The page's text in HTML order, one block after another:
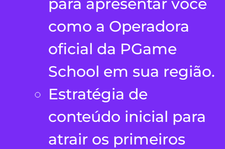
como a Operadora
oficial da PGame
School em sua região.
Estratégia de
conteúdo inicial para
atrair os primeiros